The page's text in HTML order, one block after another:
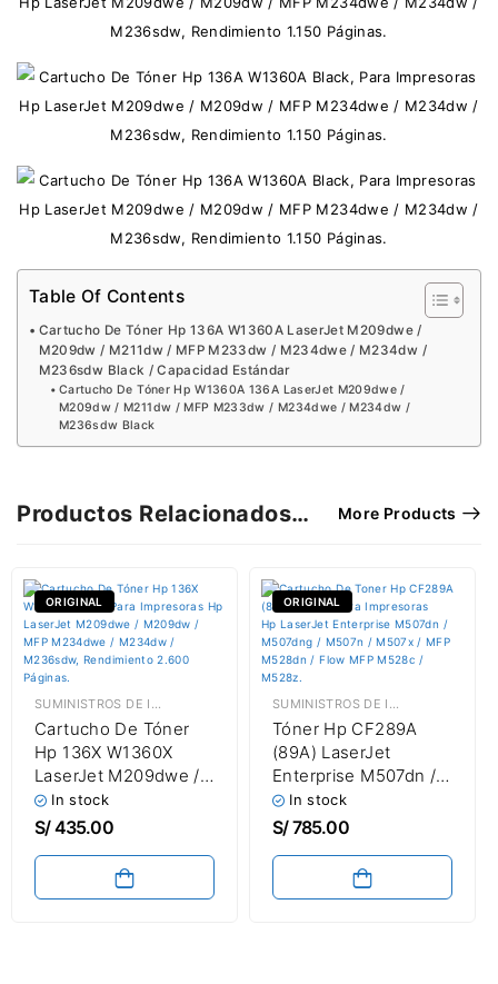
Table Of Contents
Cartucho De Tóner Hp 136A W1360A LaserJet M209dwe /
M209dw / M211dw / MFP M233dw / M234dwe / M234dw /
M236sdw Black / Capacidad Estándar
Cartucho De Tóner Hp W1360A 136A LaserJet M209dwe /
M209dw / M211dw / MFP M233dw / M234dwe / M234dw /
M236sdw Black
Productos Relacionados… More Products
ORIGINAL
SUMINISTROS DE IMPRESIÓN TÓNER HP
Cartucho De Tóner
Hp 136X W1360X
LaserJet M209dwe /
M209dw / M211dw /
MFP M233dw /
M236sdw Black 2,600
Paginas / Alta
In stock
S/435.00
ORIGINAL
SUMINISTROS DE IMPRESIÓN
Tóner Hp CF289A
(89A) LaserJet
Enterprise M507dn /
M507dng / M507n /
M507x / MFP M528dn
Black 5,000 Páginas
In stock
S/785.00